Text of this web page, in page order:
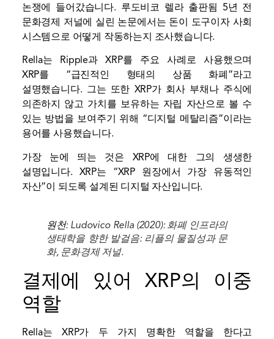
논쟁에 들어갔습니다. 루도비코 렐라 출판됨 5년 전
문화경제 저널에 실린 논문에서는 돈이 도구이자 사회
시스템으로 어떻게 작동하는지 조사했습니다.
Rella는 Ripple과 XRP를 주요 사례로 사용했으며
XRP를 “급진적인 형태의 상품 화폐”라고
설명했습니다. 그는 또한 XRP가 회사 부채나 주식에
의존하지 않고 가치를 보유하는 자립 자산으로 볼 수
있는 방법을 보여주기 위해 “디지털 메탈리즘”이라는
용어를 사용했습니다.
가장 눈에 띄는 것은 XRP에 대한 그의 생생한
설명입니다. XRP는 “XRP 원장에서 가장 유동적인
자산”이 되도록 설계된 디지털 자산입니다.
원천: Ludovico Rella (2020): 화폐 인프라의
생태학을 향한 발걸음: 리플의 물질성과 문
화, 문화경제 저널.
결제에 있어 XRP의 이중
역할
Rella는 XRP가 두 가지 명확한 역할을 한다고